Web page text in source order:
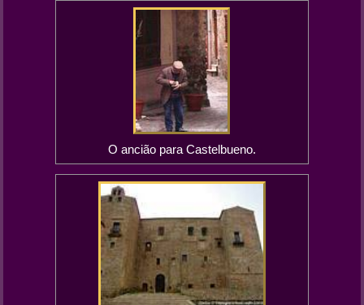
O ancião para Castelbueno.